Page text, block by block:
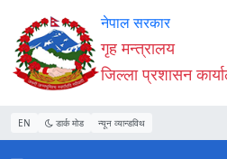
Accessibility
Mode
सुरु
गर्नुहोस्
सामाग्री
पढ्नुहाेस्
नेभिगेसन
पढ्नुहाेस्
वेबसाइट
खोजमा
जानुहोस्
नेपाल सरकार
गृह मन्त्रालय
जिल्ला प्रशासन
EN डार्क मोड न्यून व्यान्डविथ